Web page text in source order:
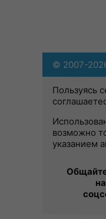
© 2007-
Пользуясь
возможно
указанием